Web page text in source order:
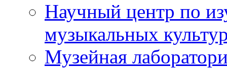
Научный центр по
музыкальных
Музейная